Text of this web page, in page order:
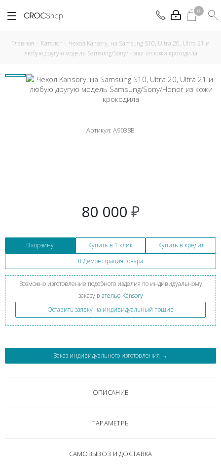
0
Главная - Каталог - Чехол Kansory, на Samsung S10, Ultra 20, Ultra 21 и
любую другую модель Samsung/Sony/Honor из кожи крокодила
Артикул: A9038B
80 000 ₽
В корзину Купить в 1 клик
Купить в кредит
Демонстрация товара
Возможно изготовление подобного изделия по индивидуальному
заказу в ателье Kansory
Оставить заявку на индивидуальный пошив
Заказ индивидуального изготовления →
ОПИСАНИЕ
ПАРАМЕТРЫ
САМОВЫВОЗ И ДОСТАВКА